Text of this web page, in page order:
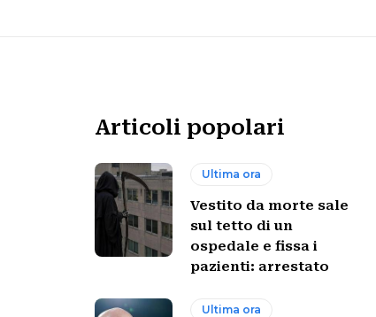
Articoli popolari
Ultima ora
Vestito da morte sale
sul tetto di un
ospedale e fissa i
pazienti: arrestato
Ultima ora